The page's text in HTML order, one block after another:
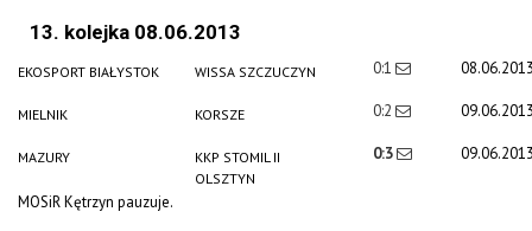
13. kolejka 08.06.2013
EKOSPORT BIAŁYSTOK WISSA SZCZUCZYN 0:1
MIELNIK KORSZE 0:2
MAZURY
KKP STOMIL II
OLSZTYN
0:3
MOSiR Kętrzyn pauzuje.